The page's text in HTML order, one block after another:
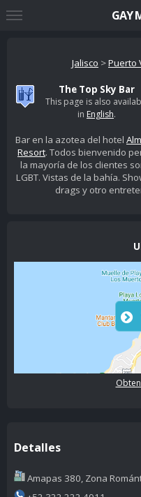
Jalisco >Puerto
The Top Sky Bar
This page is also
in English.
Bar en la azotea del hotel
Resort. Todos bienvenido
la mayoría de los clientes
LGBT. Vistas de la bahía.
drags y otro
Detalles
Amapas 380, Zona
GAY